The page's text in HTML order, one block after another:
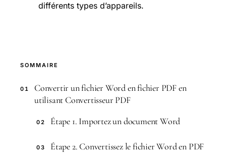
différents types d’appareils.
SOMMAIRE
01
Convertir un fichier Word en fichier PDF en
utilisant Convertisseur PDF
02 Étape 1. Importez un document Word
03 Étape 2. Convertissez le fichier Word en PDF